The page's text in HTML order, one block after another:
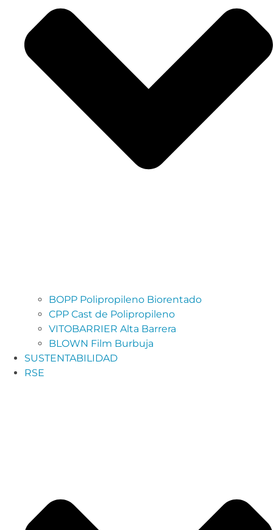
BOPP Polipropileno Biorentado
CPP Cast de Polipropileno
VITOBARRIER Alta Barrera
BLOWN Film Burbuja
SUSTENTABILIDAD
RSE